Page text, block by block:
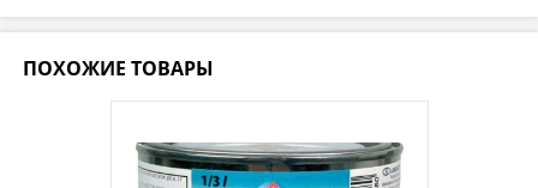
ПОХОЖИЕ ТОВАРЫ